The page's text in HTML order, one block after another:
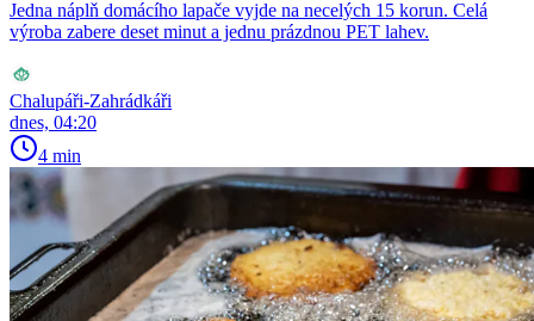
Jedna náplň domácího lapače vyjde na necelých 15 korun. Celá
výroba zabere deset minut a jednu prázdnou PET lahev.
Chalupáři-Zahrádkáři
dnes, 04:20
4 min